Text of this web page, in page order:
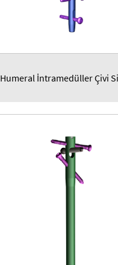
Humeral İntramedüller Çivi